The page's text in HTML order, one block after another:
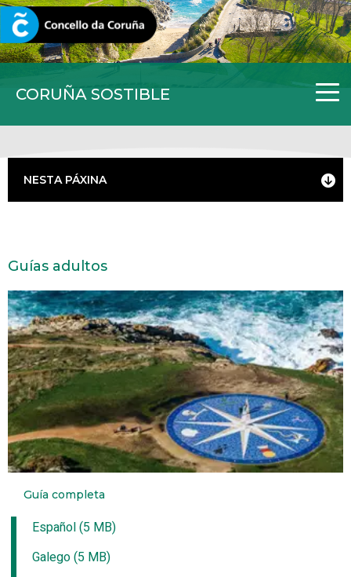
CORUÑA SOSTIBLE
CORUNA.GAL
NESTA PÁXINA
Guías adultos
Guía completa
Español (5 MB)
Galego (5 MB)